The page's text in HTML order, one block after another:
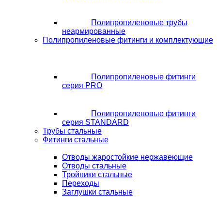
Полипропиленовые трубы
неармированные
Полипропиленовые фитинги и комплектующие
Полипропиленовые фитинги
серия PRO
Полипропиленовые фитинги
серия STANDARD
Трубы стальные
Фитинги стальные
Отводы жаростойкие нержавеющие
Отводы стальные
Тройники стальные
Переходы
Заглушки стальные